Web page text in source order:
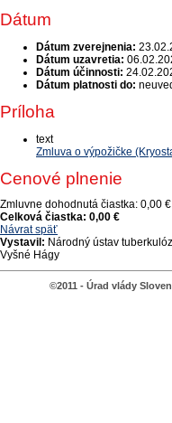
Dátum
Dátum zverejnenia:
Dátum uzavretia:
Dátum účinnosti:
Dátum platnosti do:
Príloha
text
Zmluva o výpožičke
Cenové plnenie
Zmluvne dohodnutá čiastka: 0,00 €
Celková čiastka: 0,00 €
Návrat späť
Vystavil: Národný ústav
Vyšné Hágy
©2011 - Úrad vlády